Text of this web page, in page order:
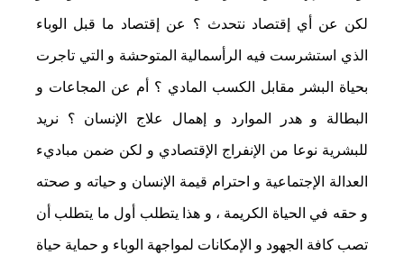
لكن عن أي إقتصاد نتحدث ؟ عن إقتصاد ما قبل الوباء
الذي استشرست فيه الرأسمالية المتوحشة و التي تاجرت
بحياة البشر مقابل الكسب المادي ؟ أم عن المجاعات و
البطالة و هدر الموارد و إهمال علاج الإنسان ؟ نريد
للبشرية نوعا من الإنفراج الإقتصادي و لكن ضمن مباديء
العدالة الإجتماعية و احترام قيمة الإنسان و حياته و صحته
و حقه في الحياة الكريمة ، و هذا يتطلب أول ما يتطلب أن
تصب كافة الجهود و الإمكانات لمواجهة الوباء و حماية حياة